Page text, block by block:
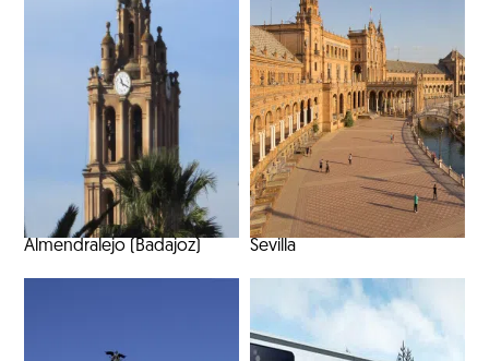
Almendralejo (Badajoz) Sevilla